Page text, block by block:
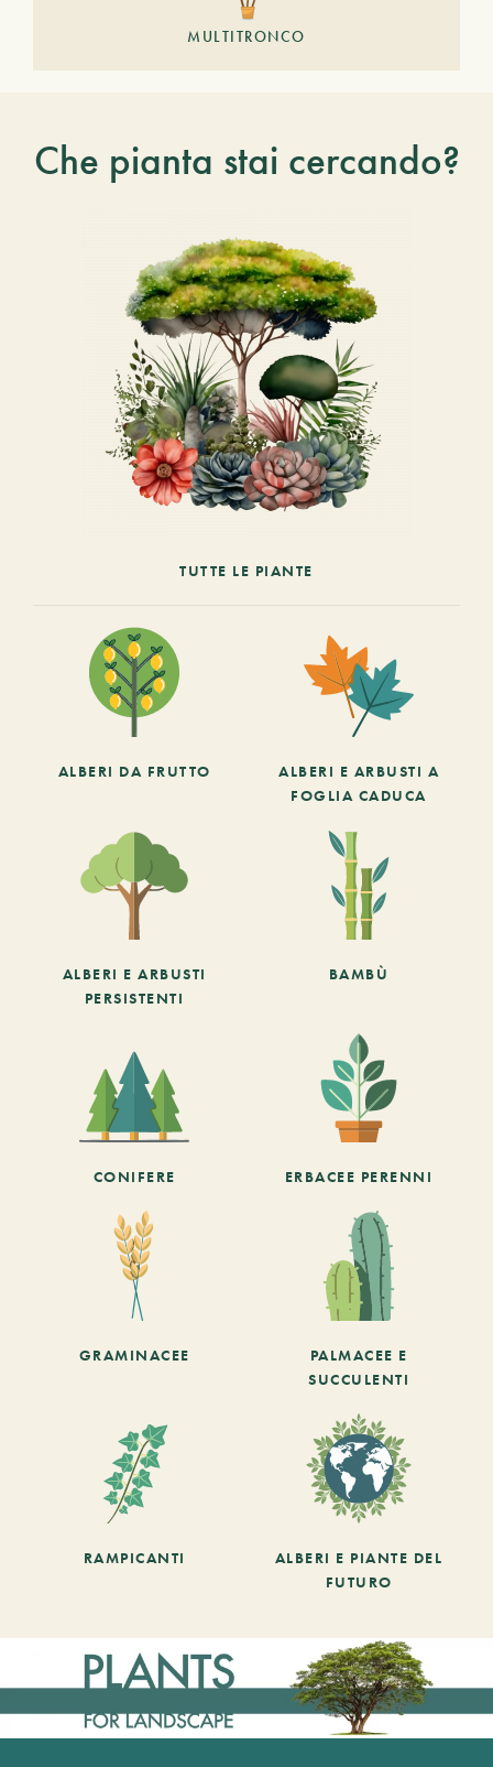
MULTITRONCO
Che pianta stai cercando?
TUTTE LE PIANTE
ALBERI DA FRUTTO
ALBERI E ARBUSTI A
FOGLIA CADUCA
ALBERI E ARBUSTI
PERSISTENTI
BAMBÙ
CONIFERE ERBACEE PERENNI
GRAMINACEE
PALMACEE E
SUCCULENTI
RAMPICANTI
ALBERI E PIANTE DEL
FUTURO